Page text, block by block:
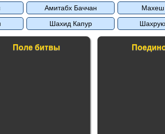
Амитабх Баччан
Махеш
Шахид Капур
Поле битвы